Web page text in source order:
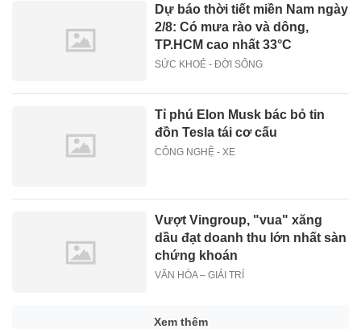
Dự báo thời tiết miền Nam ngày
2/8: Có mưa rào và dông,
TP.HCM cao nhất 33°C
SỨC KHOẺ - ĐỜI SỐNG
Tỉ phú Elon Musk bác bỏ tin
đồn Tesla tái cơ cấu
CÔNG NGHỆ - XE
Vượt Vingroup, "vua" xăng
dầu đạt doanh thu lớn nhất sàn
chứng khoán
VĂN HÓA – GIẢI TRÍ
Xem thêm